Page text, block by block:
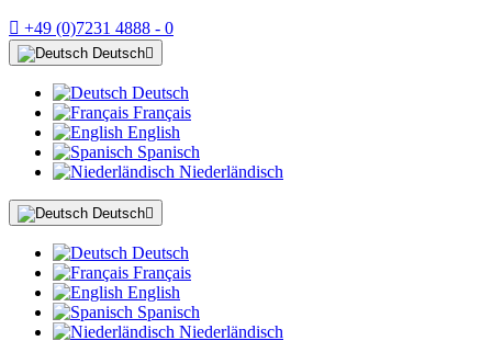
 +49 (0)7231 4888 - 0
Deutsch
Deutsch
Français
English
Spanisch
Niederländisch
Deutsch
Deutsch
Français
English
Spanisch
Niederländisch